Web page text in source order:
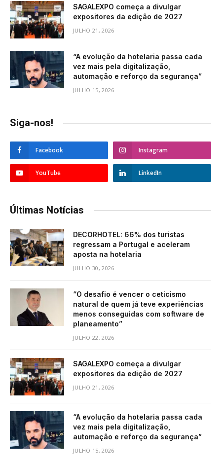
SAGALEXPO começa a divulgar
expositores da edição de 2027
JULHO 21, 2026
“A evolução da hotelaria passa cada
vez mais pela digitalização,
automação e reforço da segurança”
JULHO 15, 2026
Siga-nos!
Facebook Instagram
YouTube LinkedIn
Últimas Notícias
DECORHOTEL: 66% dos turistas
regressam a Portugal e aceleram
aposta na hotelaria
JULHO 30, 2026
“O desafio é vencer o ceticismo
natural de quem já teve experiências
menos conseguidas com software de
planeamento”
JULHO 22, 2026
SAGALEXPO começa a divulgar
expositores da edição de 2027
JULHO 21, 2026
“A evolução da hotelaria passa cada
vez mais pela digitalização,
automação e reforço da segurança”
JULHO 15, 2026